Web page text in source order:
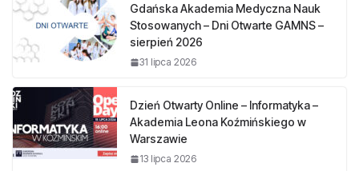
Gdańska Akademia Medyczna Nauk
Stosowanych – Dni Otwarte GAMNS –
sierpień 2026
31 lipca 2026
Dzień Otwarty Online – Informatyka –
Akademia Leona Koźmińskiego w
Warszawie
13 lipca 2026